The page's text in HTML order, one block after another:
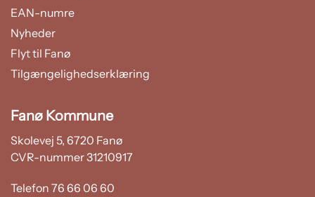
EAN-numre
Nyheder
Flyt til Fanø
Tilgængelighedserklæring
Fanø Kommune
Skolevej 5, 6720 Fanø
CVR-nummer 31210917
Telefon 76 66 06 60